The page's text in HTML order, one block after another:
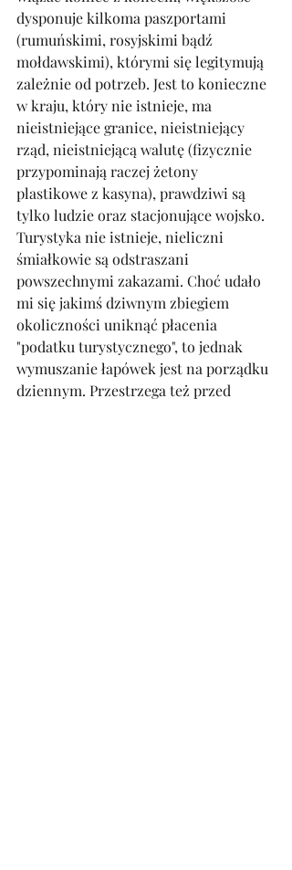
dysponuje kilkoma paszportami
(rumuńskimi, rosyjskimi bądź
mołdawskimi), którymi się legitymują
zależnie od potrzeb. Jest to konieczne
w kraju, który nie istnieje, ma
nieistniejące granice, nieistniejący
rząd, nieistniejącą walutę (fizycznie
przypominają raczej żetony
plastikowe z kasyna), prawdziwi są
tylko ludzie oraz stacjonujące wojsko.
Turystyka nie istnieje, nieliczni
śmiałkowie są odstraszani
powszechnymi zakazami. Choć udało
mi się jakimś dziwnym zbiegiem
okoliczności uniknąć płacenia
"podatku turystycznego", to jednak
wymuszanie łapówek jest na porządku
dziennym. Przestrzega też przed